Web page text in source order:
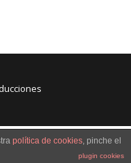
política de cookies, pinche el
plugin cookies